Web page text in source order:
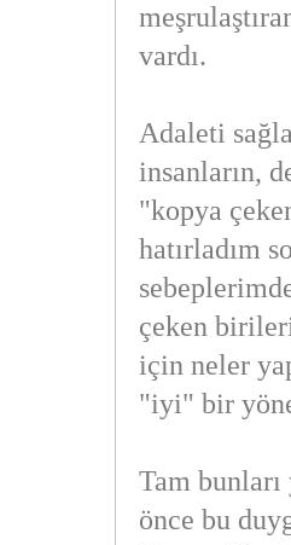
vardı.
Adaleti
insanların,
"kopya
hatırladım
çeken
için neler
"iyi" bir
Tam
önce bu